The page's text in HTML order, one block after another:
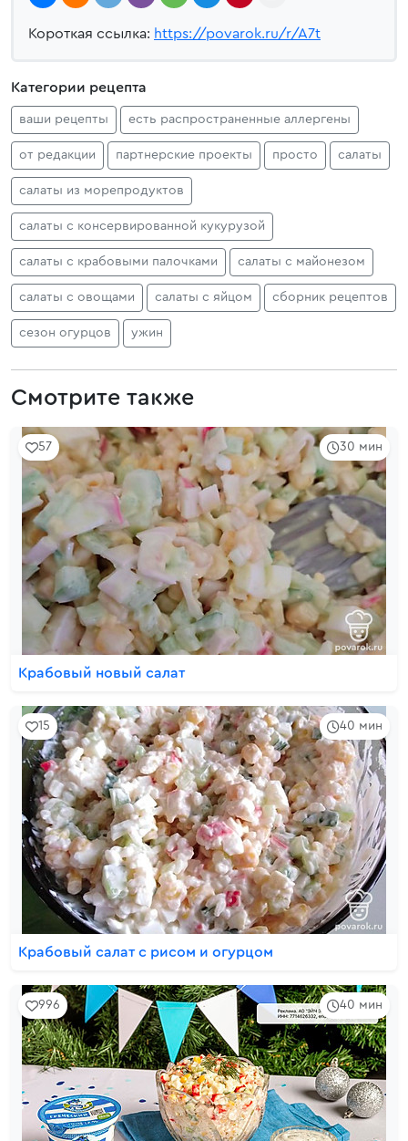
Короткая ссылка: https://povarok.ru/r/A7t
Категории рецепта
ваши рецепты есть распространенные аллергены
от редакции партнерские проекты просто салаты
салаты из морепродуктов
салаты с консервированной кукурузой
салаты с крабовыми палочками салаты с майонезом
салаты с овощами салаты с яйцом сборник рецептов
сезон огурцов ужин
Смотрите также
30 мин
57
Крабовый новый салат
40 мин
15
Крабовый салат с рисом и огурцом
40 мин
996